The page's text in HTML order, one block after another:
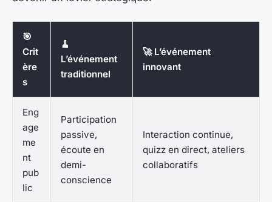
🎯
Crit
ère
s
🧹
L’événement
traditionnel
🚀 L’événement
innovant
Eng
age
me
nt
pub
lic
Participation
passive,
écoute en
demi-
conscience
Interaction continue,
quizz en direct, ateliers
collaboratifs